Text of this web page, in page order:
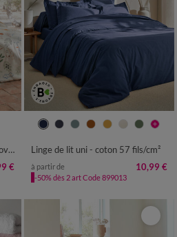
Linge de lit Madère imprimé provençal - en coton
€
Linge de lit uni - coton 57 fils/cm²
à partir de 10,99 €
-50% dès 2 art Code 899013